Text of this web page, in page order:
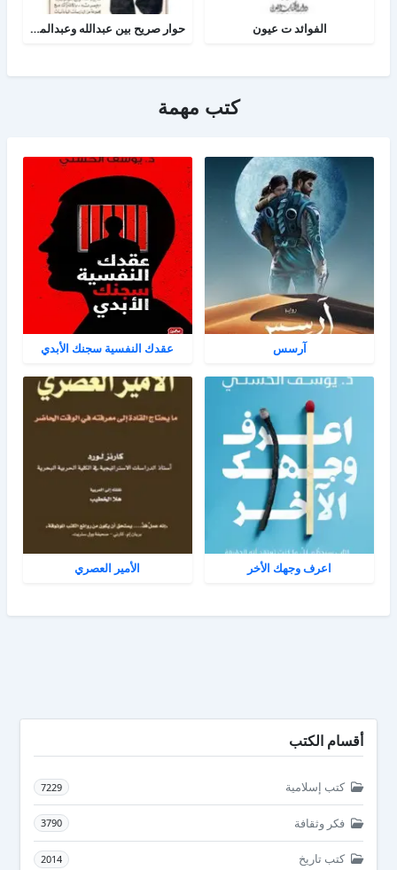
الفوائد ت عيون حوار صريح بين عبدالله وعبدالمسيح
كتب مهمة
آرسس عقدك النفسية سجنك الأبدي
اعرف وجهك الأخر الأمير العصري
أقسام الكتب
كتب إسلامية 7229
فكر وثقافة 3790
كتب تاريخ 2014